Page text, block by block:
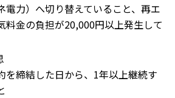
電力）へ切り替えていること、再エ
料金の負担が20,000円以上発生して
を締結した日から、1年以上継続す